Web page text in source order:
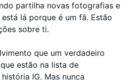
partilha novas fotografias e
lá porque é um fã. Estão
sobre ti.
que um verdadeiro
estão na lista de
IG. Mas nunca